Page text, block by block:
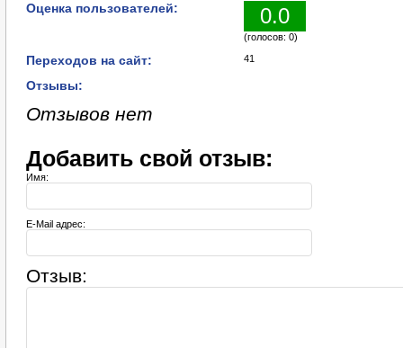
Оценка пользователей: 0.0
(голосов: 0)
Переходов на сайт: 41
Отзывы:
Отзывов нет
Добавить свой отзыв:
Имя:
E-Mail адрес:
Отзыв: